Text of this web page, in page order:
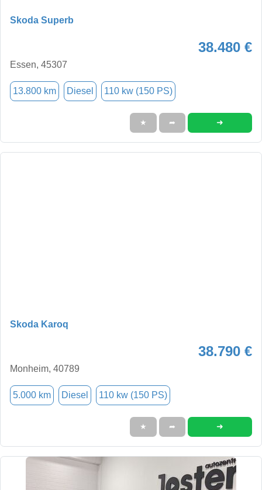
Skoda Superb
38.480 €
Essen, 45307
13.800 km Diesel 110 kw (150 PS)
★ ➦ ➜
Skoda Karoq
38.790 €
Monheim, 40789
5.000 km Diesel 110 kw (150 PS)
★ ➦ ➜